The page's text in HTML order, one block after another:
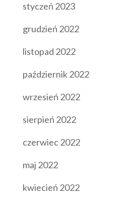
styczeń 2023
grudzień 2022
listopad 2022
październik 2022
wrzesień 2022
sierpień 2022
czerwiec 2022
maj 2022
kwiecień 2022